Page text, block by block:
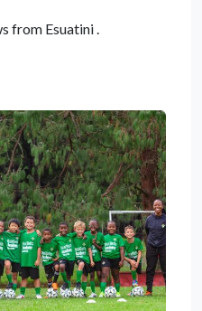
from Esuatini .